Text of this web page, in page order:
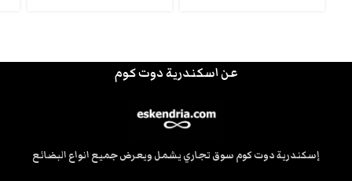
عن اسكندرية دوت كوم
إسكندرية دوت كوم سوق تجاري يشمل ويعرض جميع انواع البضائع